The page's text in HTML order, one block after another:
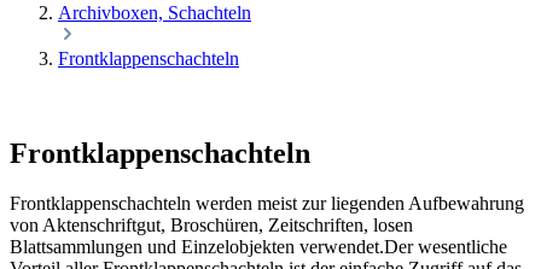
Archivboxen, Schachteln
Frontklappenschachteln
Frontklappenschachteln
Frontklappenschachteln werden meist zur liegenden Aufbewahrung
von Aktenschriftgut, Broschüren, Zeitschriften, losen
Blattsammlungen und Einzelobjekten verwendet.Der wesentliche